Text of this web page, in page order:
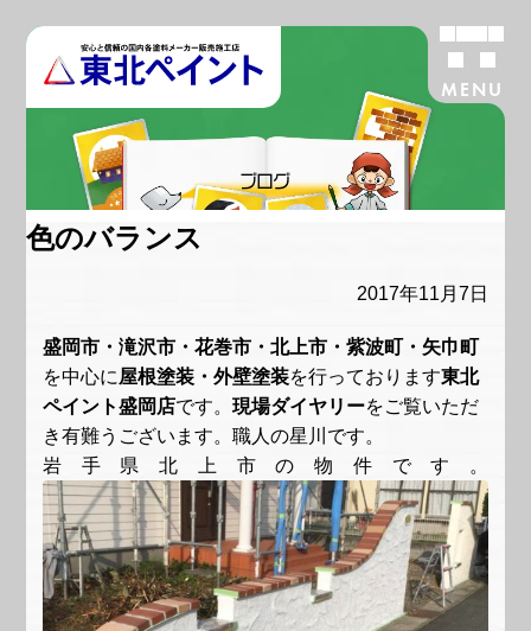
MENU
ブログ
色のバランス
2017年11月7日
盛岡市・滝沢市・花巻市・北上市・紫波町・矢巾町
を中心に屋根塗装・外壁塗装を行っております東北
ペイント盛岡店です。 現場ダイヤリーをご覧いただ
き有難うございます。職人の星川です。
岩手県北上市の物件です。